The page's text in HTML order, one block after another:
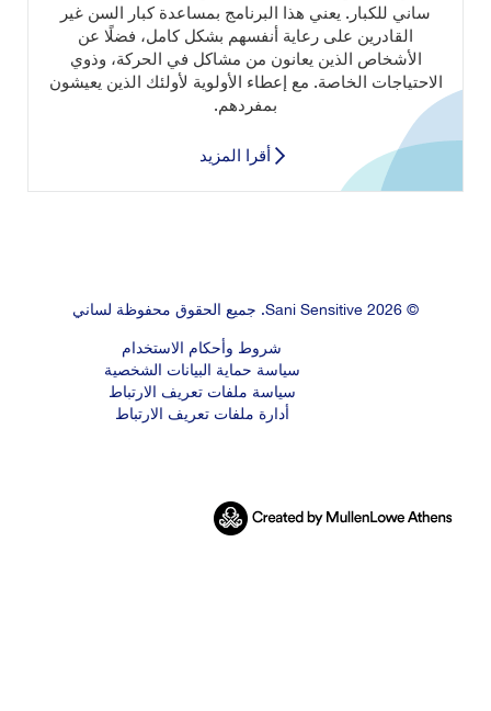
ساني للكبار. يعني هذا البرنامج بمساعدة كبار السن غير
القادرين على رعاية أنفسهم بشكل كامل، فضلًا عن
الأشخاص الذين يعانون من مشاكل في الحركة، وذوي
الاحتياجات الخاصة. مع إعطاء الأولوية لأولئك الذين يعيشون
بمفردهم.
أقرا المزيد
شروط وأحكام الاستخدام
سياسة حماية البيانات الشخصية
سياسة ملفات تعريف الارتباط
أدارة ملفات تعريف الارتباط